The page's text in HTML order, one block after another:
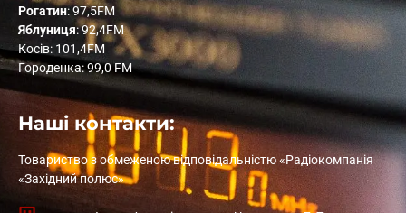
Рогатин: 97,5FM
Яблуниця: 92,4FM
Косів: 101,4FM
Городенка: 99,0 FM
Наші контакти:
Товариство з обмеженою відповідальністю «Радіокомпанія
«Західний полюс»